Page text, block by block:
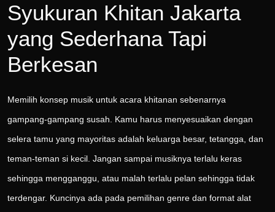
Syukuran Khitan Jakarta
yang Sederhana Tapi
Berkesan
Memilih konsep musik untuk acara khitanan sebenarnya
gampang-gampang susah. Kamu harus menyesuaikan dengan
selera tamu yang mayoritas adalah keluarga besar, tetangga, dan
teman-teman si kecil. Jangan sampai musiknya terlalu keras
sehingga mengganggu, atau malah terlalu pelan sehingga tidak
terdengar. Kuncinya ada pada pemilihan genre dan format alat